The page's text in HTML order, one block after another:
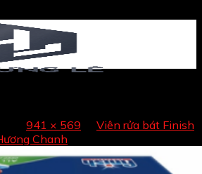
941 × 569
Viên rửa bát Finish
Chanh